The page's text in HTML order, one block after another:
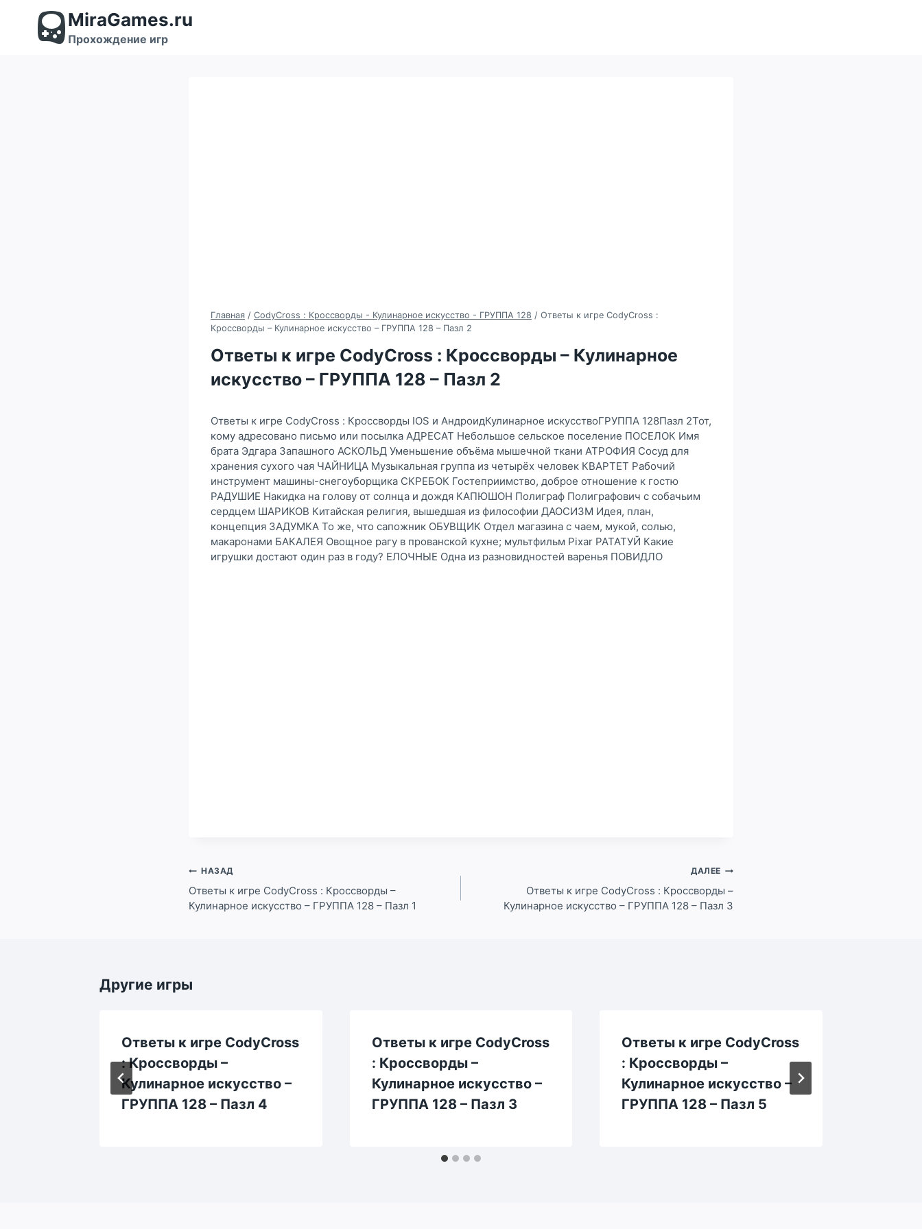
содержимому
MiraGames.ru
Прохождение игр
Главная / CodyCross : Кроссворды - Кулинарное искусство - ГРУППА 128 / Ответы к игре CodyCross :
Кроссворды – Кулинарное искусство – ГРУППА 128 – Пазл 2
Ответы к игре CodyCross : Кроссворды – Кулинарное
искусство – ГРУППА 128 – Пазл 2
Ответы к игре CodyCross : Кроссворды IOS и АндроидКулинарное искусствоГРУППА 128Пазл 2Тот,
кому адресовано письмо или посылка АДРЕСАТ Небольшое сельское поселение ПОСЕЛОК Имя
брата Эдгара Запашного АСКОЛЬД Уменьшение объёма мышечной ткани АТРОФИЯ Сосуд для
хранения сухого чая ЧАЙНИЦА Музыкальная группа из четырёх человек КВАРТЕТ Рабочий
инструмент машины-снегоуборщика СКРЕБОК Гостеприимство, доброе отношение к гостю
РАДУШИЕ Накидка на голову от солнца и дождя КАПЮШОН Полиграф Полиграфович с собачьим
сердцем ШАРИКОВ Китайская религия, вышедшая из философии ДАОСИЗМ Идея, план,
концепция ЗАДУМКА То же, что сапожник ОБУВЩИК Отдел магазина с чаем, мукой, солью,
макаронами БАКАЛЕЯ Овощное рагу в прованской кухне; мультфильм Pixar РАТАТУЙ Какие
игрушки достают один раз в году? ЕЛОЧНЫЕ Одна из разновидностей варенья ПОВИДЛО
Навигация
по
записям
НАЗАД
Ответы к игре CodyCross : Кроссворды –
Кулинарное искусство – ГРУППА 128 – Пазл 1
ДАЛЕЕ
Ответы к игре CodyCross : Кроссворды –
Кулинарное искусство – ГРУППА 128 – Пазл 3
Другие игры
Ответы к игре CodyCross
: Кроссворды –
Кулинарное искусство –
ГРУППА 128 – Пазл 4
Ответы к игре CodyCross
: Кроссворды –
Кулинарное искусство –
ГРУППА 128 – Пазл 3
Ответы к игре CodyCross
: Кроссворды –
Кулинарное искусство –
ГРУППА 128 – Пазл 5